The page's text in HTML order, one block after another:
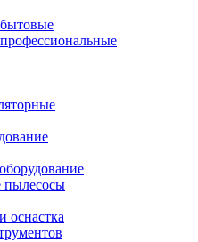
пылесосы
оснастка